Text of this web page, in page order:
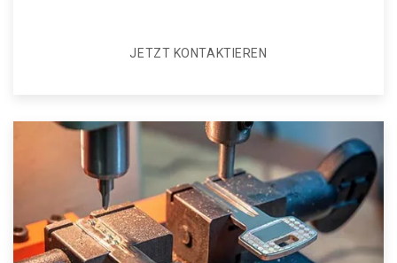
JETZT KONTAKTIEREN